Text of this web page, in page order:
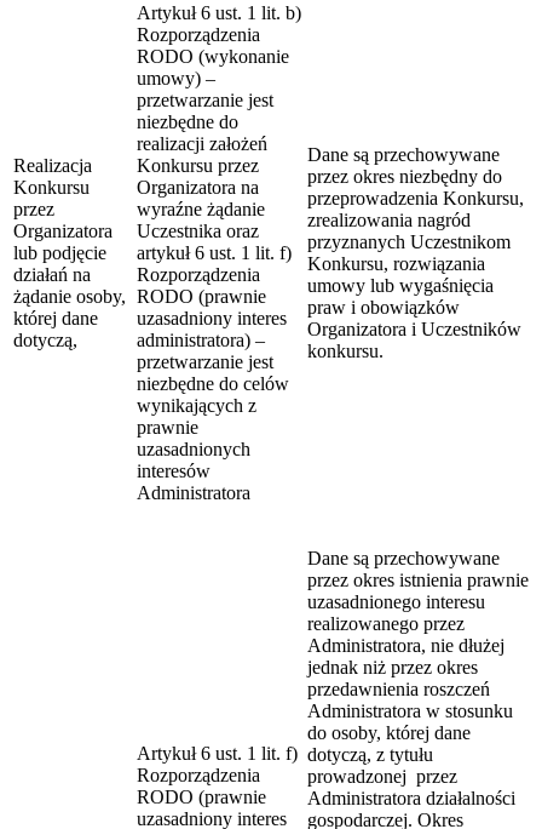
Realizacja
Konkursu
przez
Organizatora
lub podjęcie
działań na
żądanie osoby,
której dane
dotyczą,
Artykuł 6 ust. 1 lit. b)
Rozporządzenia
RODO (wykonanie
umowy) –
przetwarzanie jest
niezbędne do
realizacji założeń
Konkursu przez
Organizatora na
wyraźne żądanie
Uczestnika oraz
artykuł 6 ust. 1 lit. f)
Rozporządzenia
RODO (prawnie
uzasadniony interes
administratora) –
przetwarzanie jest
niezbędne do celów
wynikających z
prawnie
uzasadnionych
interesów
Administratora
Dane są przechowywane
przez okres niezbędny do
przeprowadzenia Konkursu,
zrealizowania nagród
przyznanych Uczestnikom
Konkursu, rozwiązania
umowy lub wygaśnięcia
praw i obowiązków
Organizatora i Uczestników
konkursu.
Artykuł 6 ust. 1 lit. f)
Rozporządzenia
RODO (prawnie
uzasadniony interes
Dane są przechowywane
przez okres istnienia prawnie
uzasadnionego interesu
realizowanego przez
Administratora, nie dłużej
jednak niż przez okres
przedawnienia roszczeń
Administratora w stosunku
do osoby, której dane
dotyczą, z tytułu
prowadzonej przez
Administratora działalności
gospodarczej. Okres